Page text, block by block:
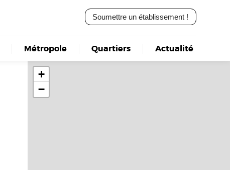
Soumettre un établissement !
Métropole Quartiers Actualité
+
−